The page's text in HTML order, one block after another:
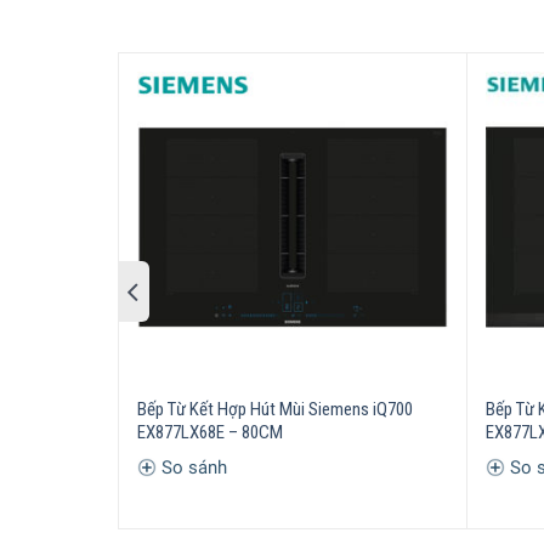
Bếp Điện Domino
gia nhiệt khác nhau phù hợp với dụng cụ nấu
đến 145mm.
Bếp Từ Kết Hợp Hút Mùi Siemens iQ700
EX877LX68E – 80CM
So sánh
Bếp Từ
So